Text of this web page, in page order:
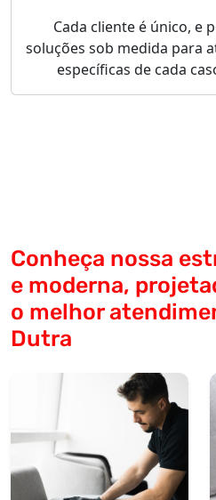
Cada cliente é único, e
soluções sob medida para
específicas de cada
Conheça nossa
e moderna,
o melhor
Dutra